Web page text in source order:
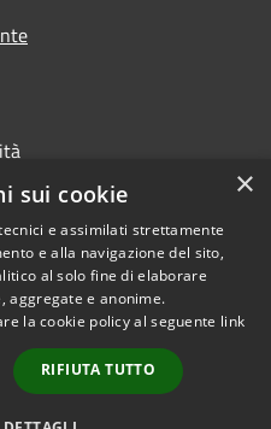
Copyright © 2026 • Comune di
Municipium•
Accesso
redazione
×
sui cookie
e assimilati strettamente
e alla navigazione del sito,
al solo fine di elaborare
aggregate e anonime.
la cookie policy al seguente link
RIFIUTA TUTTO